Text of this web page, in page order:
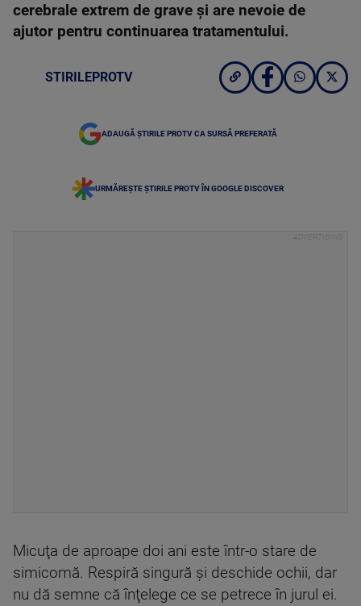
cerebrale extrem de grave și are nevoie de
ajutor pentru continuarea tratamentului.
STIRILEPROTV
ADAUGĂ ȘTIRILE PROTV CA SURSĂ PREFERATĂ
URMĂREȘTE ȘTIRILE PROTV ÎN GOOGLE DISCOVER
Micuţa de aproape doi ani este într-o stare de
simicomă. Respiră singură şi deschide ochii, dar
nu dă semne că înţelege ce se petrece în jurul ei.